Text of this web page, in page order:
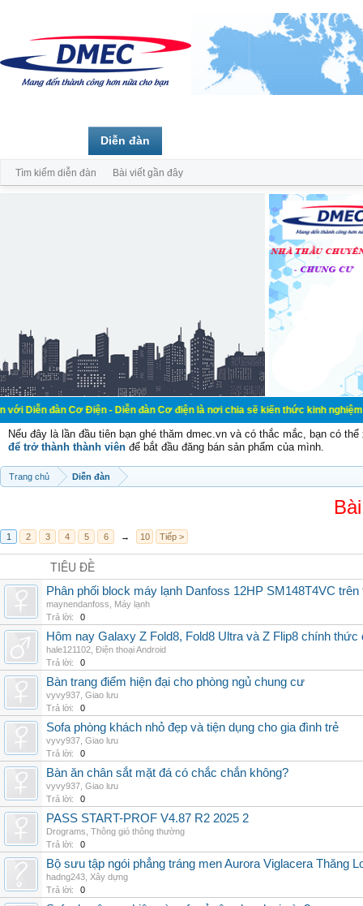
Cơ Điện - Diễn đàn Cơ điện là nơi chia sẽ kiến thức kinh nghiệm trong
Nếu đây là lần đầu tiên bạn ghé thăm dmec.vn và có thắc mắc, bạn có
để trở thành thành viên để bắt đầu đăng bán sản phẩm của mình.
Trang chủ Diễn đàn
1 2 3 4 5 6 → 10 Tiếp >
TIÊU ĐỀ
Phân phối block máy lạnh Danfoss 12HP SM148T4VC
maynendanfoss
Máy lạnh
Trả lời:
0
Hôm nay Galaxy Z Fold8, Fold8 Ultra và Z Flip8 chính
hale121102 Điện thoại Android
Trả lời:
0
Bàn trang điểm hiện đại cho phòng ngủ chung cư
vyvy937 Giao lưu
Trả lời:
0
Sofa phòng khách nhỏ đẹp và tiện dụng cho gia đình trẻ
vyvy937 Giao lưu
Trả lời:
0
Bàn ăn chân sắt mặt đá có chắc chắn không?
vyvy937 Giao lưu
Trả lời:
0
PASS START-PROF V4.87 R2 2025 2
Drograms Thông gió thông thường
Trả lời:
0
Bộ sưu tập ngói phẳng tráng men Aurora Viglacera Thăng
hadng243 Xây dựng
Trả lời:
0
Diễn đàn
Tìm kiếm diễn đàn Bài viết gần đây